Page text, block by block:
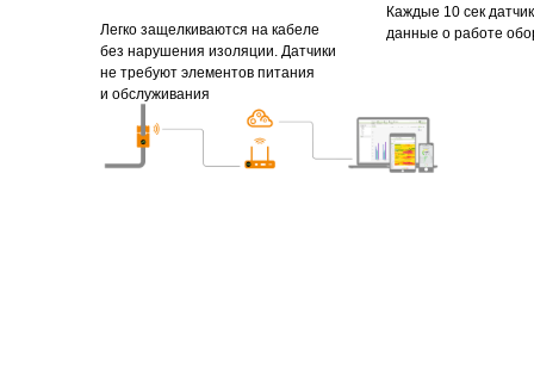
Легко защелкиваются на кабеле
без нарушения изоляции. Датчики
не требуют элементов питания
и обслуживания
Каждые 10 сек
данные о работе